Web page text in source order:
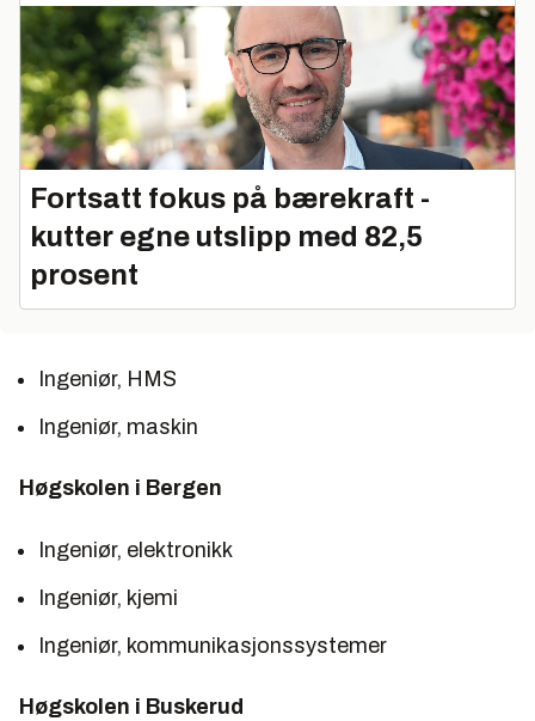
Fortsatt fokus på bærekraft -
kutter egne utslipp med 82,5
prosent
Ingeniør, HMS
Ingeniør, maskin
Høgskolen i Bergen
Ingeniør, elektronikk
Ingeniør, kjemi
Ingeniør, kommunikasjonssystemer
Høgskolen i Buskerud